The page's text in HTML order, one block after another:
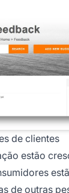
de clientes
estão
de outras